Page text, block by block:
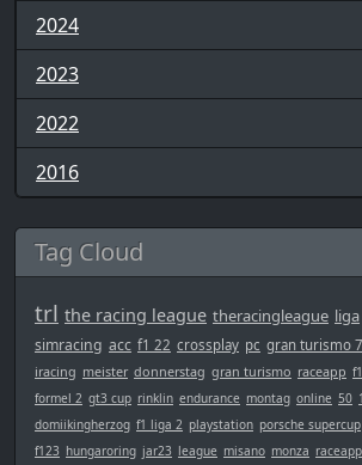
2024
2023
2022
2016
Tag Cloud
trl the racing league theracingleague liga
simracing acc f1 22 crossplay pc gran turismo 7
iracing meister donnerstag gran turismo raceapp
formel 2 gt3 cup rinklin endurance montag online 50
domiikingherzog f1 liga 2 playstation porsche supercup
f123 hungaroring jar23 league misano monza